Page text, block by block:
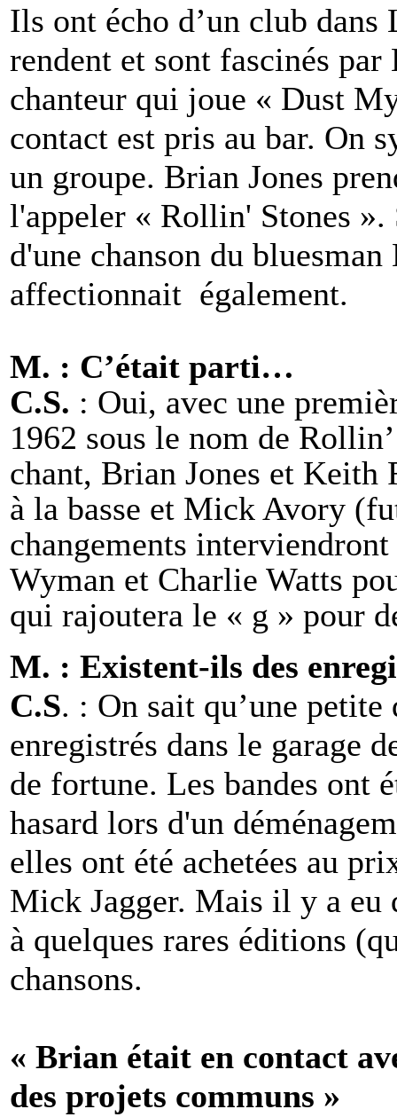
Ils ont écho d’un club
rendent et sont fascinés
chanteur qui joue « Dust
contact est pris au bar. On
un groupe. Brian Jones
l'appeler « Rollin' Stones
d'une chanson du
affectionnait également.
M. : C’était parti…
C.S. : Oui, avec une
1962 sous le nom de
chant, Brian Jones et
à la basse et Mick Avory
changements
Wyman et Charlie Watts
qui rajoutera le « g » pour
M. : Existent-ils des
C.S. : On sait qu’une
enregistrés dans le garage
de fortune. Les bandes ont
hasard lors d'un
elles ont été achetées au
Mick Jagger. Mais il y a eu
à quelques rares éditions
chansons.
« Brian était en contact
des projets communs »